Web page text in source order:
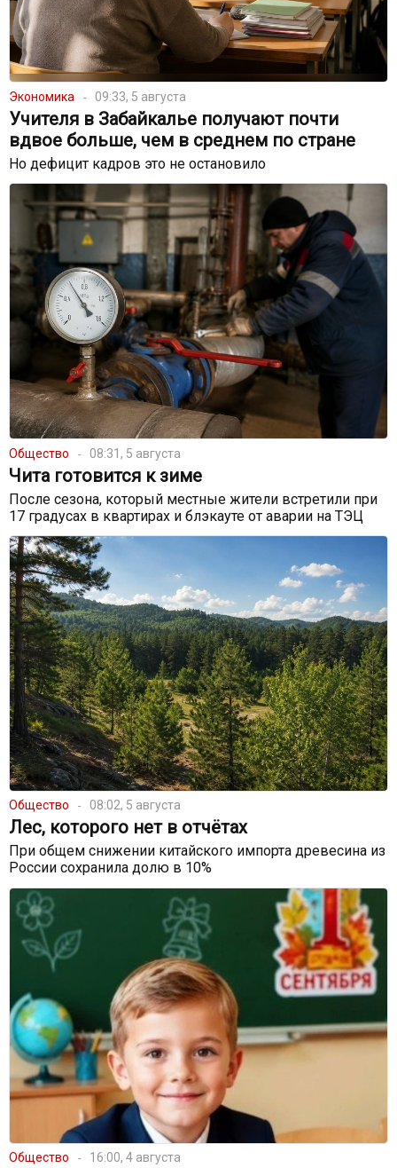
Экономика 09:33, 5 августа
Учителя в Забайкалье получают почти
вдвое больше, чем в среднем по стране
Но дефицит кадров это не остановило
Общество 08:31, 5 августа
Чита готовится к зиме
После сезона, который местные жители встретили при
17 градусах в квартирах и блэкауте от аварии на ТЭЦ
Общество 08:02, 5 августа
Лес, которого нет в отчётах
При общем снижении китайского импорта древесина из
России сохранила долю в 10%
Общество 16:00, 4 августа